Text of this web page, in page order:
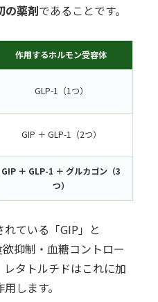
の薬剤であることです。
作用するホルモン受容体
GLP-1（1つ）
GIP ＋ GLP-1（2つ）
GIP ＋ GLP-1 ＋ グルカゴン（3
つ）
ている「GIP」と
欲抑制・血糖コントロー
タトルチドはこれに加
します。